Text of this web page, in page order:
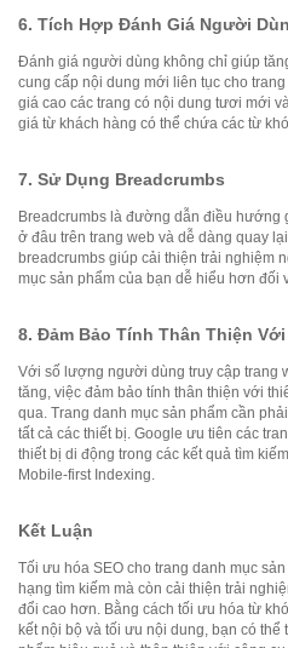
6. Tích Hợp Đánh Giá Người
Đánh giá người dùng không chỉ giúp
cung cấp nội dung mới liên tục cho
giá cao các trang có nội dung tươi mới
giá từ khách hàng có thể chứa các từ
7. Sử Dụng Breadcrumbs
Breadcrumbs là đường dẫn điều
ở đâu trên trang web và dễ dàng quay
breadcrumbs giúp cải thiện trải nghiệm
mục sản phẩm của bạn dễ hiểu hơn đối
8. Đảm Bảo Tính Thân Thiện
Với số lượng người dùng truy cập trang
tăng, việc đảm bảo tính thân thiện với
qua. Trang danh mục sản phẩm cần
tất cả các thiết bị. Google ưu tiên các
thiết bị di động trong các kết quả tìm
Mobile-first Indexing.
Kết Luận
Tối ưu hóa SEO cho trang danh mục
hạng tìm kiếm mà còn cải thiện trải
đổi cao hơn. Bằng cách tối ưu hóa từ
kết nội bộ và tối ưu nội dung, bạn có thể